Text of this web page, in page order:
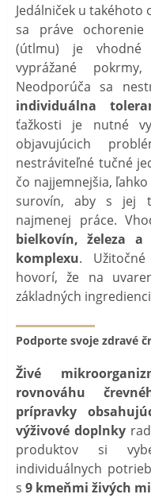
Jedálniček u takéhoto
sa práve
(útlmu) je vhodné
vyprážané
Neodporúča sa
individuálna
ťažkosti je nutné
objavujúcich
nestráviteľné tučné
čo najjemnejšia,
surovín, aby s jej
najmenej práce.
bielkovín, železa
komplexu.
hovorí, že na
základných
Podporte svoje zdravé
Živé
rovnováhu
prípravky
výživové doplnky
produktov si
individuálnych
s 9 kmeňmi živých